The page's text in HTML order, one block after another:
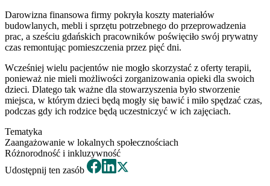
Darowizna finansowa firmy pokryła koszty materiałów
budowlanych, mebli i sprzętu potrzebnego do przeprowadzenia
prac, a sześciu gdańskich pracowników poświęciło swój prywatny
czas remontując pomieszczenia przez pięć dni.
Wcześniej wielu pacjentów nie mogło skorzystać z oferty terapii,
ponieważ nie mieli możliwości zorganizowania opieki dla swoich
dzieci. Dlatego tak ważne dla stowarzyszenia było stworzenie
miejsca, w którym dzieci będą mogły się bawić i miło spędzać czas,
podczas gdy ich rodzice będą uczestniczyć w ich zajęciach.
Tematyka
Zaangażowanie w lokalnych społecznościach
Różnorodność i inkluzywność
Udostępnij ten zasób